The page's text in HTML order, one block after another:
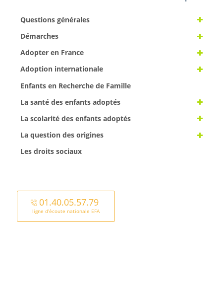
Questions générales
Démarches
Adopter en France
Adoption internationale
Enfants en Recherche de Famille
La santé des enfants adoptés
La scolarité des enfants adoptés
La question des origines
Les droits sociaux
01.40.05.57.79
ligne d’écoute nationale EFA